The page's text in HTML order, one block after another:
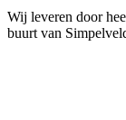
Wij leveren door
buurt van